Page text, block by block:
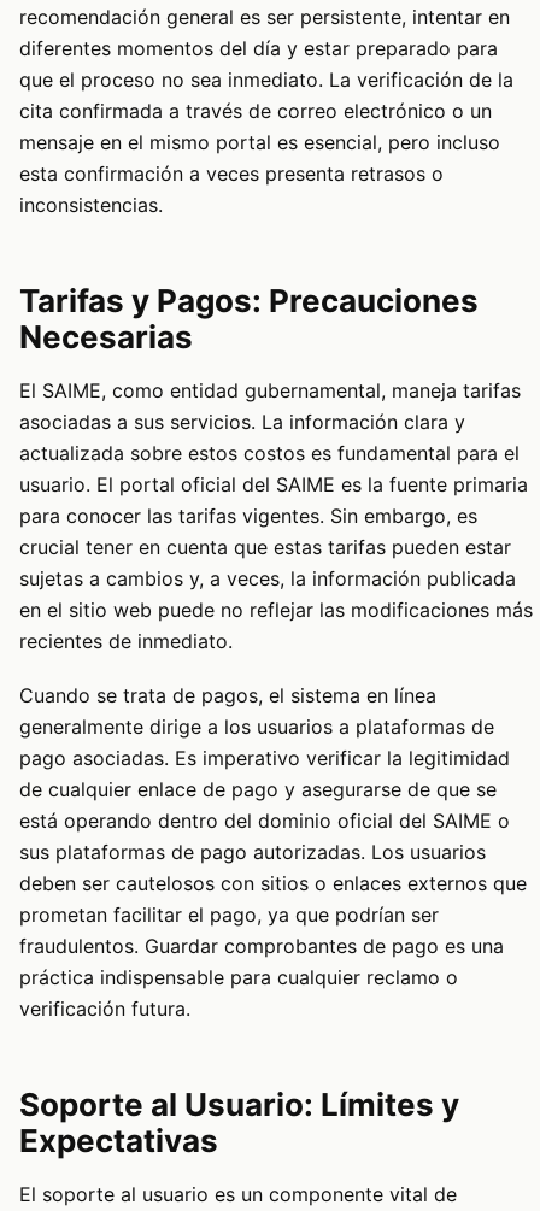
recomendación general es ser persistente, intentar en
diferentes momentos del día y estar preparado para
que el proceso no sea inmediato. La verificación de la
cita confirmada a través de correo electrónico o un
mensaje en el mismo portal es esencial, pero incluso
esta confirmación a veces presenta retrasos o
inconsistencias.
Tarifas y Pagos: Precauciones
Necesarias
El SAIME, como entidad gubernamental, maneja tarifas
asociadas a sus servicios. La información clara y
actualizada sobre estos costos es fundamental para el
usuario. El portal oficial del SAIME es la fuente primaria
para conocer las tarifas vigentes. Sin embargo, es
crucial tener en cuenta que estas tarifas pueden estar
sujetas a cambios y, a veces, la información publicada
en el sitio web puede no reflejar las modificaciones más
recientes de inmediato.
Cuando se trata de pagos, el sistema en línea
generalmente dirige a los usuarios a plataformas de
pago asociadas. Es imperativo verificar la legitimidad
de cualquier enlace de pago y asegurarse de que se
está operando dentro del dominio oficial del SAIME o
sus plataformas de pago autorizadas. Los usuarios
deben ser cautelosos con sitios o enlaces externos que
prometan facilitar el pago, ya que podrían ser
fraudulentos. Guardar comprobantes de pago es una
práctica indispensable para cualquier reclamo o
verificación futura.
Soporte al Usuario: Límites y
Expectativas
El soporte al usuario es un componente vital de